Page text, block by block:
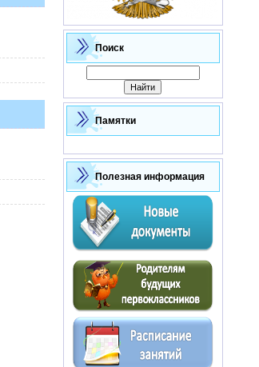
Поиск
Памятки
Полезная информация